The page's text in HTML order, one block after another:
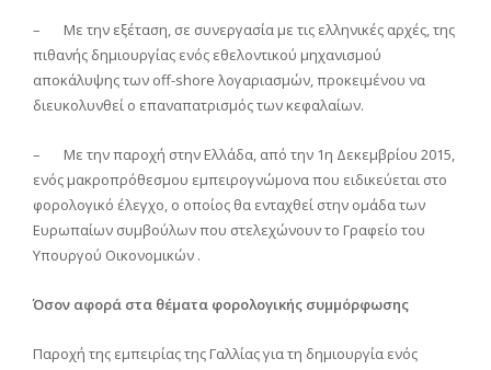
– Με την εξέταση, σε συνεργασία με τις ελληνικές αρχές, της
πιθανής δημιουργίας ενός εθελοντικού μηχανισμού
αποκάλυψης των off-shore λογαριασμών, προκειμένου να
διευκολυνθεί ο επαναπατρισμός των κεφαλαίων.
– Με την παροχή στην Ελλάδα, από την 1η Δεκεμβρίου 2015,
ενός μακροπρόθεσμου εμπειρογνώμονα που ειδικεύεται στο
φορολογικό έλεγχο, ο οποίος θα ενταχθεί στην ομάδα των
Ευρωπαίων συμβούλων που στελεχώνουν το Γραφείο του
Υπουργού Οικονομικών .
Όσον αφορά στα θέματα φορολογικής συμμόρφωσης
Παροχή της εμπειρίας της Γαλλίας για τη δημιουργία ενός